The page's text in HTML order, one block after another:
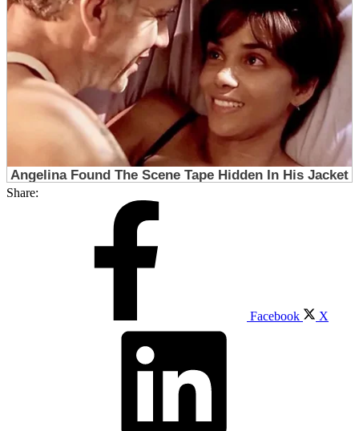
Share:
Facebook X